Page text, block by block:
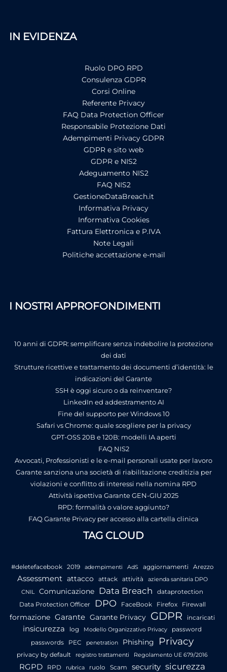
IN EVIDENZA
Ruolo DPO RPD
Consulenza GDPR
Corsi Online
Referente Privacy
FAQ Data Protection Officer
Responsabile Protezione Dati
Adempimenti Privacy GDPR
GDPR e sito web
GDPR e NIS2
Adeguamento NIS2
FAQ NIS2
GestioneDataBreach.it
Informativa Privacy
Informativa Cookies
Fattura Elettronica e P.IVA
Note Legali
Politiche accettazione e-mail
I NOSTRI APPROFONDIMENTI
10 anni di GDPR: semplificare senza indebolire la protezione
dei dati
Strutture ricettive e trattamento dei documenti d’identità: le
indicazioni del Garante
SSH è oggi sicuro o da reinventare?
LinkedIn ed addestramento AI
Fine del supporto per Windows 10
Safari vs Chrome: quale scegliere per la privacy
GPT-OSS 20B e 120B: modelli IA aperti
FAQ NIS2
Avvocati, Professionisti e le e-mail personali usate per lavoro
Garante sanziona una società di riabilitazione creditizia per
violazioni e conflitto di interessi nella nomina RPD
Attività ispettiva Garante GEN-GIU 2025
RPD: formalità o valore aggiunto?
FAQ Garante Privacy per accesso alla cartella clinica
TAG CLOUD
#deletefacebook 2019 adempimenti AdS aggiornamenti Arezzo
Assessment attacco attack attività
azienda sanitaria DPO
CNIL
Comunicazione Data Breach
dataprotection
Data Protection Officer
DPO FaceBook Firefox Firewall
formazione Garante Garante Privacy GDPR incaricati
insicurezza log Modello Organizzativo Privacy
password
passwords
PEC penetration Phishing Privacy
privacy by default registro trattamenti Regolamento UE 679/2016
RGPD RPD rubrica ruolo Scam security sicurezza